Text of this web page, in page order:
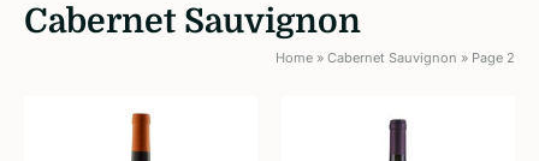
Cabernet Sauvignon
Home » Cabernet Sauvignon » Page 2